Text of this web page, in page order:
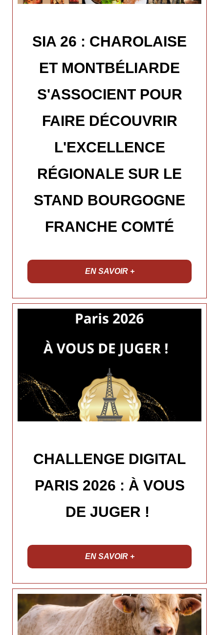
SIA 26 : CHAROLAISE
ET MONTBÉLIARDE
S'ASSOCIENT POUR
FAIRE DÉCOUVRIR
L'EXCELLENCE
RÉGIONALE SUR LE
STAND BOURGOGNE
FRANCHE COMTÉ
EN SAVOIR +
CHALLENGE DIGITAL
PARIS 2026 : À VOUS
DE JUGER !
EN SAVOIR +